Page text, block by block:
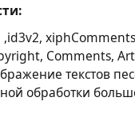
Comments,
текстов
обработки